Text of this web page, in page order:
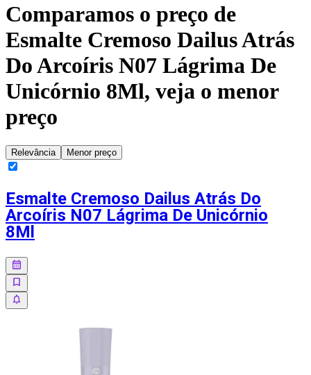
Comparamos o preço de
Esmalte Cremoso Dailus Atrás
Do Arcoíris N07 Lágrima De
Unicórnio 8Ml, veja o menor
preço
Relevância Menor preço
Esmalte Cremoso Dailus Atrás Do
Arcoíris N07 Lágrima De Unicórnio
8Ml